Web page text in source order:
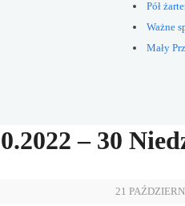
Pół
Ważne
Mały
– 30
21